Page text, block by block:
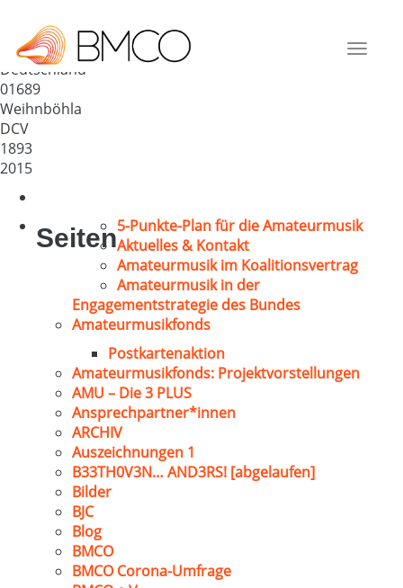
Toggle
Coswig/Weinböhla e.V.
Deutschland
01689
Weihnböhla
DCV
1893
2015
Seiten5-Punkte-Plan für die Amateurmusik
Aktuelles & Kontakt
Amateurmusik im Koalitionsvertrag
Amateurmusik in der
Engagementstrategie des Bundes
Amateurmusikfonds
Postkartenaktion
Amateurmusikfonds: Projektvorstellungen
AMU – Die 3 PLUS
Ansprechpartner*innen
ARCHIV
Auszeichnungen 1
B33TH0V3N… AND3RS! [abgelaufen]
Bilder
BJC
Blog
BMCO
BMCO Corona-Umfrage